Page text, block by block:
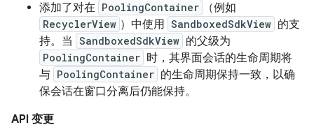
添加了对在 PoolingContainer （例如
RecyclerView ）中使用 SandboxedSdkView 的支
持。当 SandboxedSdkView 的父级为
PoolingContainer 时，其界面会话的生命周期将
与 PoolingContainer 的生命周期保持一致，以确
保会话在窗口分离后仍能保持。
API 变更